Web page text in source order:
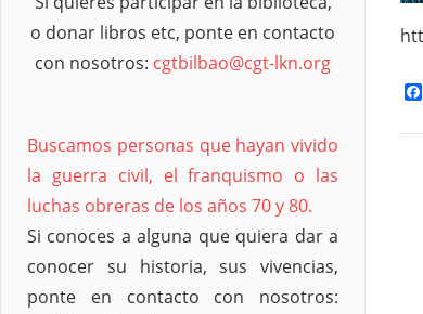
o donar libros etc, ponte en contacto
con nosotros: cgtbilbao@cgt-lkn.org
Buscamos personas que hayan vivido
la guerra civil, el franquismo o las
luchas obreras de los años 70 y 80.
Si conoces a alguna que quiera dar a
conocer su historia, sus vivencias,
ponte en contacto con nosotros: